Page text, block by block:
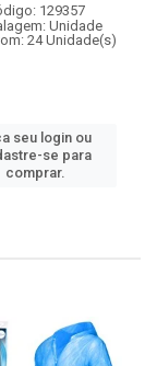
129357
Unidade
24 Unidade(s)
seu login ou
se para
comprar.